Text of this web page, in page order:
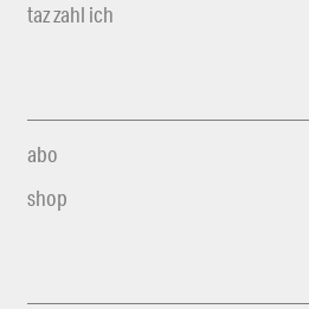
taz zahl ich
abo
shop